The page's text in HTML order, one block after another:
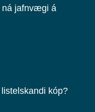
ná jafnvægi á
kóp?